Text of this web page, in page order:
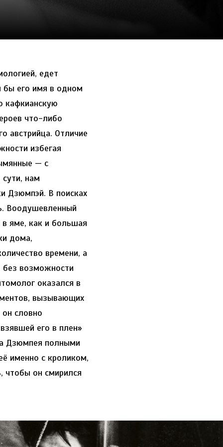
едет
бы его имя в одном
кафкианскую
что-либо
австрийца. Отличие
избегая
— с
нам
Дзюмпэй. В поисках
Воодушевленный
яме, как и большая
дома,
времени, а
без возможности
оказался в
вызывающих
он словно
его в плен»
Дзюмпея полными
именно с кроликом,
чтобы он смирился